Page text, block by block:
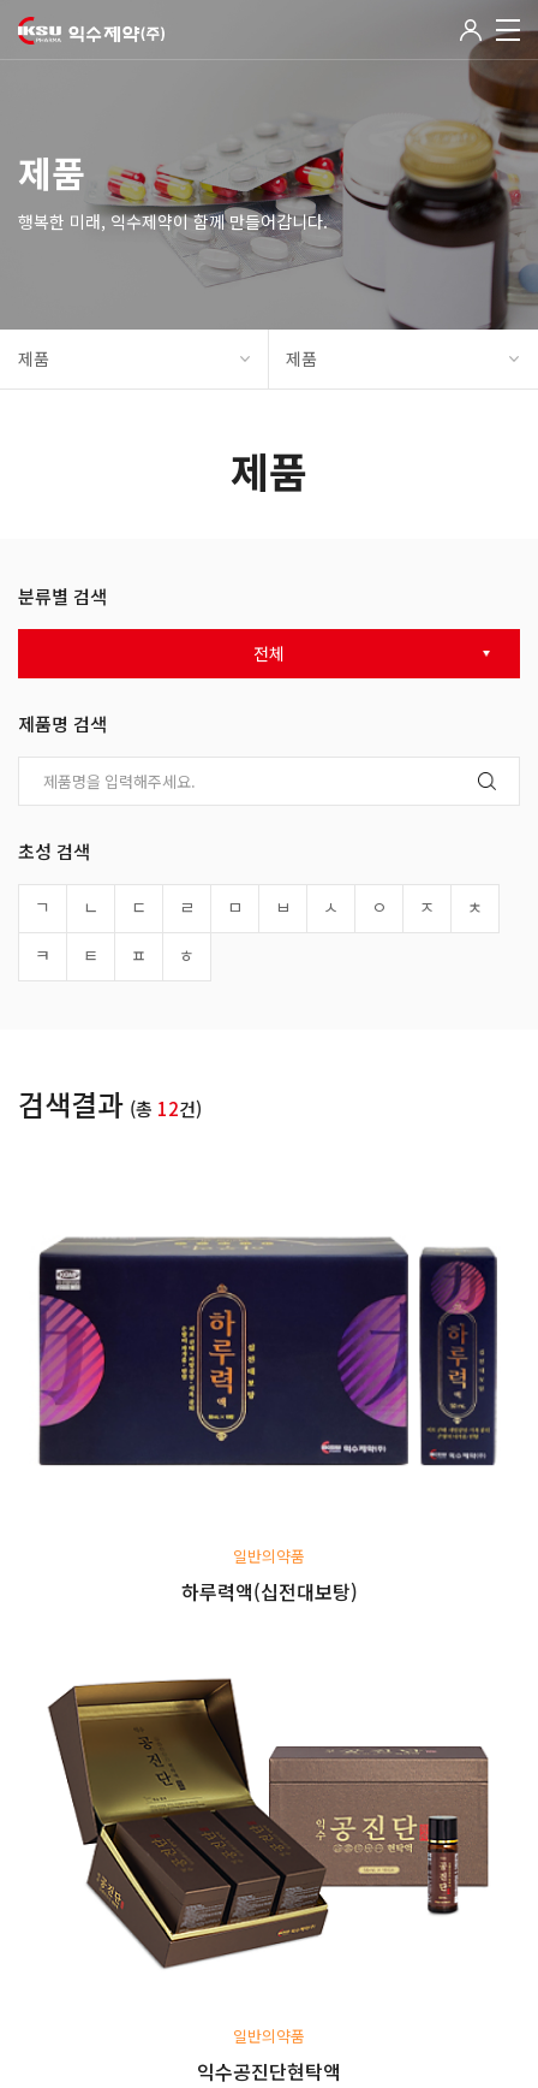
제품
행복한 미래, 익수제약이 함께 만들어갑니다.
제품 제품
제품
분류별 검색
전체
제품명 검색
초성 검색
ㄱ ㄴ ㄷ ㄹ ㅁ ㅂ ㅅ ㅇ ㅈ
ㅊ
ㅋ
ㅌ ㅍ ㅎ
검색결과 (총 12건)
일반의약품
하루력액(십전대보탕)
일반의약품
익수공진단현탁액